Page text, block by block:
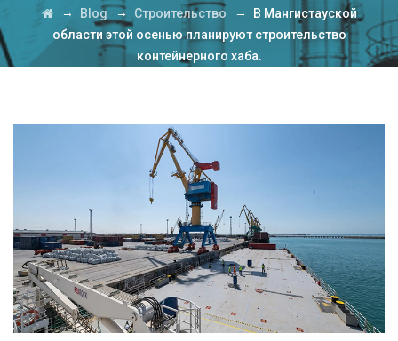
→ Blog → Строительство →
В Мангистауской
области этой осенью планируют строительство
контейнерного хаба.